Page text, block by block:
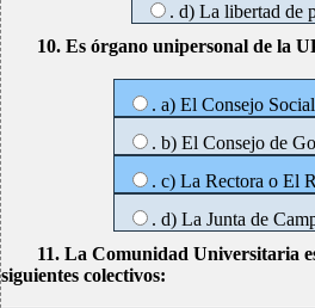
. d) La libertad de
10. Es órgano unipersonal de la
. a) El Consejo Social
. b) El Consejo de
. c) La Rectora o El
. d) La Junta de
11. La Comunidad Universitaria
siguientes colectivos: